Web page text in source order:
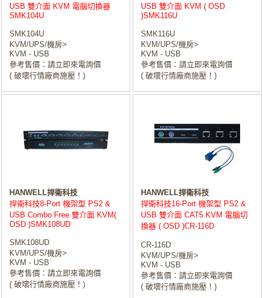
USB 雙介面 KVM 電腦切換器
SMK104U
SMK104U
KVM/UPS/機房>
KVM - USB
參考售價：請立即來電詢價
( 破壞行情廠商施壓！)
USB 雙介面 KVM ( OSD
)SMK116U
SMK116U
KVM/UPS/機房>
KVM - USB
參考售價：請立即來電詢價
( 破壞行情廠商施壓！)
HANWELL捍衛科技
捍衛科技8-Port 機架型 PS2 &
USB Combo Free 雙介面 KVM(
OSD )SMK108UD
SMK108UD
KVM/UPS/機房>
KVM - USB
參考售價：請立即來電詢價
( 破壞行情廠商施壓！)
HANWELL捍衛科技
捍衛科技16-Port 機架型 PS2 &
USB 雙介面 CAT5 KVM 電腦切
換器 ( OSD )CR-116D
CR-116D
KVM/UPS/機房>
KVM - USB
參考售價：請立即來電詢價
( 破壞行情廠商施壓！)